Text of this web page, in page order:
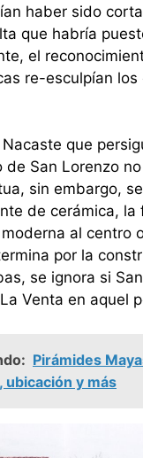
haber sido
que habría
el
re-esculpían los
que
de San Lorenzo
sin embargo,
de cerámica, la
al centro
por la
se ignora si
Venta en aquel
Pirámides
ubicación y más